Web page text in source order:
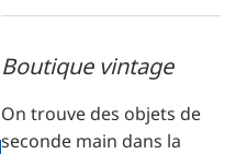
Boutique vintage
On trouve des objets de
seconde main dans la